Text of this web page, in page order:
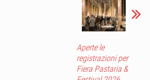
Aperte le
registrazioni per
Fiera Pastaria &